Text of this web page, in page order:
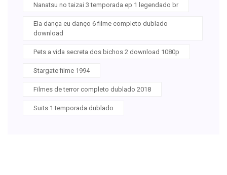
Nanatsu no taizai 3 temporada ep 1 legendado br
Ela dança eu danço 6 filme completo dublado
download
Pets a vida secreta dos bichos 2 download 1080p
Stargate filme 1994
Filmes de terror completo dublado 2018
Suits 1 temporada dublado